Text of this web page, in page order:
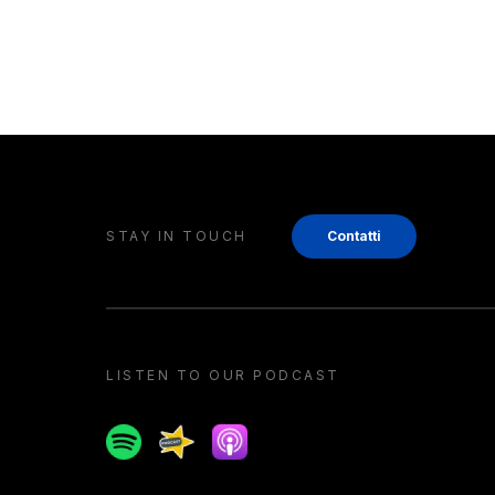
STAY IN TOUCH Contatti
LISTEN TO OUR PODCAST
SpotifySpreakerApple podcast